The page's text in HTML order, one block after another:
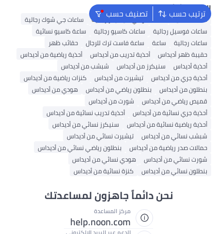
ترتيب حسب تصنيف حسب البحث الشائع
ساعات نسائية ساعات تومي هيلفيغر رجالية
ساعات جي شوك رجالية
ساعات فوسيل رجالية
ساعات كاسيو رجالية
ساعة كاسيو نسائية
ساعات رجالية
ساعة ساعة فاست ترك للرجال
حقائب ظهر
حقيبة ظهر أديداس
أحذية تدريب من أديداس
أحذية رياضية من أديداس
أحذية أديداس
سنيكرز من أديداس
شبشب من أديداس
أحذية جري من أديداس
تيشيرت من أديداس
كنزات رياضية من أديداس
بنطلون من أديداس
بنطلون رياضي من أديداس
هودي من أديداس
قميص رياضي من أديداس
شورت من أديداس
أحذية جري نسائية من أديداس
أحذية تدريب نسائية من أديداس
أحذية رياضية نسائية من أديداس
سنيكرز نسائي من أديداس
شبشب نسائي من أديداس
تيشيرت نسائي من أديداس
حمالات صدر رياضية من أديداس
بنطلون رياضي نسائي من أديداس
شورت نسائي من أديداس
هودي نسائي من أديداس
بنطلون نسائي من أديداس
كنزة نسائية من أديداس
نحن دائماً جاهزون لمساعدتك
مركز المساعدة
help.noon.com